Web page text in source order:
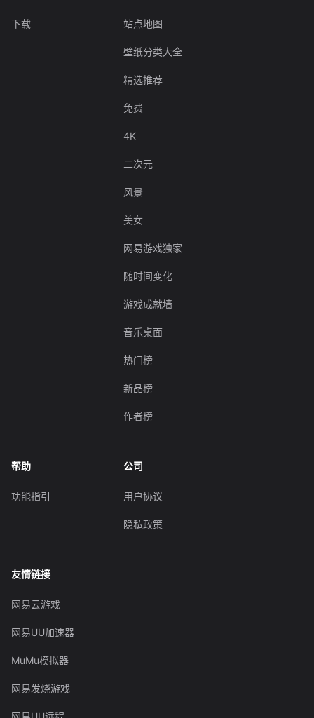
下载 站点地图
壁纸分类大全
精选推荐
免费
4K
二次元
风景
美女
网易游戏独家
随时间变化
游戏成就墙
音乐桌面
热门榜
新品榜
作者榜
帮助
功能指引
公司
用户协议
隐私政策
友情链接
网易云游戏
网易UU加速器
MuMu模拟器
网易发烧游戏